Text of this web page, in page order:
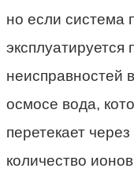
но если система
эксплуатируется
неисправностей
осмосе вода,
перетекает
количество